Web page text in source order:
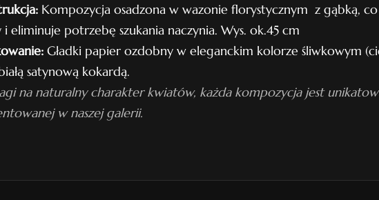
Kompozycja osadzona w wazonie florystycznym z gąbką,
eliminuje potrzebę szukania naczynia. Wys. ok.45 cm
Gładki papier ozdobny w eleganckim kolorze śliwkowym
satynową kokardą.
na naturalny charakter kwiatów, każda kompozycja jest
w naszej galerii.